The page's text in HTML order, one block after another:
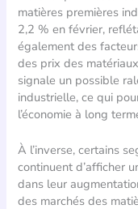
matières premières
2,2 % en février,
également des
des prix des
signale un possible
industrielle, ce qui
l’économie à long
À l’inverse, certains
continuent d’afficher
dans leur
des marchés des